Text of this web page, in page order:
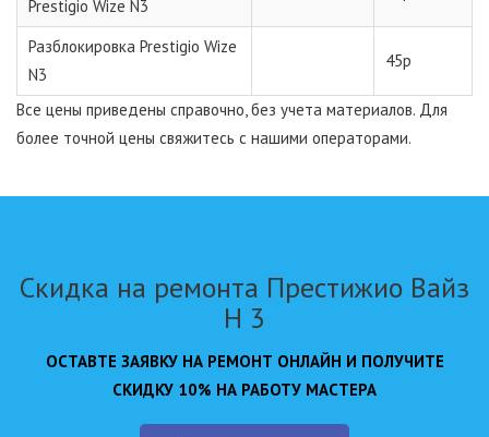
Prestigio Wize N3
Разблокировка Prestigio Wize
N3
45р
Все цены приведены справочно, без учета материалов. Для
более точной цены свяжитесь с нашими операторами.
Скидка на ремонта Престижио Вайз
Н 3
ОСТАВТЕ ЗАЯВКУ НА РЕМОНТ ОНЛАЙН И ПОЛУЧИТЕ
СКИДКУ 10% НА РАБОТУ МАСТЕРА